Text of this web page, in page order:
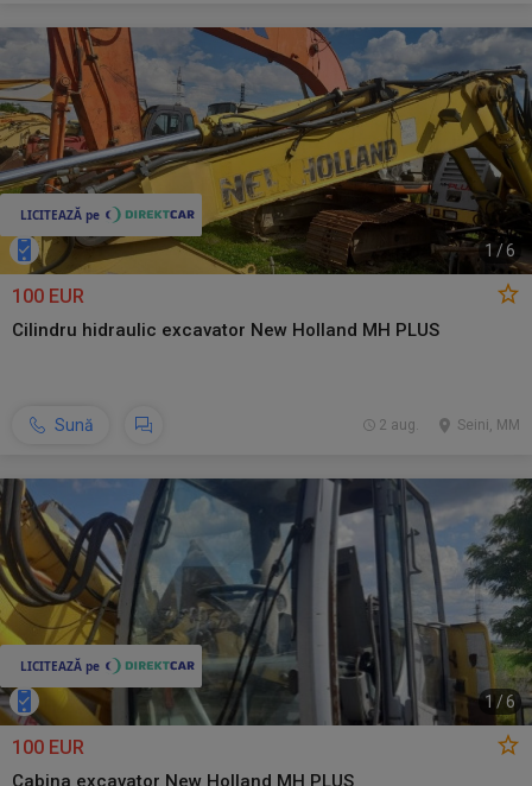
1 /6
100 EUR
Cilindru hidraulic excavator New Holland MH PLUS
Sună Seini, MM
2 aug.
1 /6
100 EUR
Cabina excavator New Holland MH PLUS